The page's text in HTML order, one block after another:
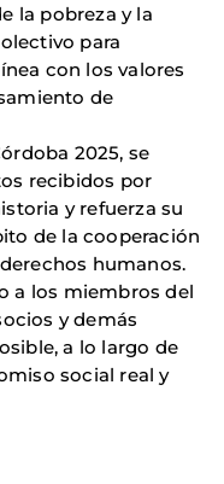
la pobreza y la
para
con los valores
de
2025, se
recibidos por
y refuerza su
de la cooperación
humanos.
a los miembros del
y demás
a lo largo de
social real y